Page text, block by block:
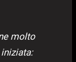
molto